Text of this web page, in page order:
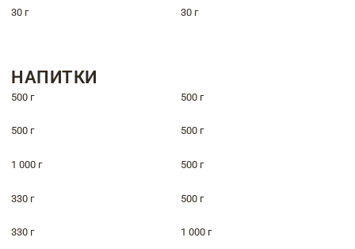
30 г 30 г
НАПИТКИ
500 г 500 г
500 г 500 г
1 000 г 500 г
330 г 500 г
330 г 1 000 г